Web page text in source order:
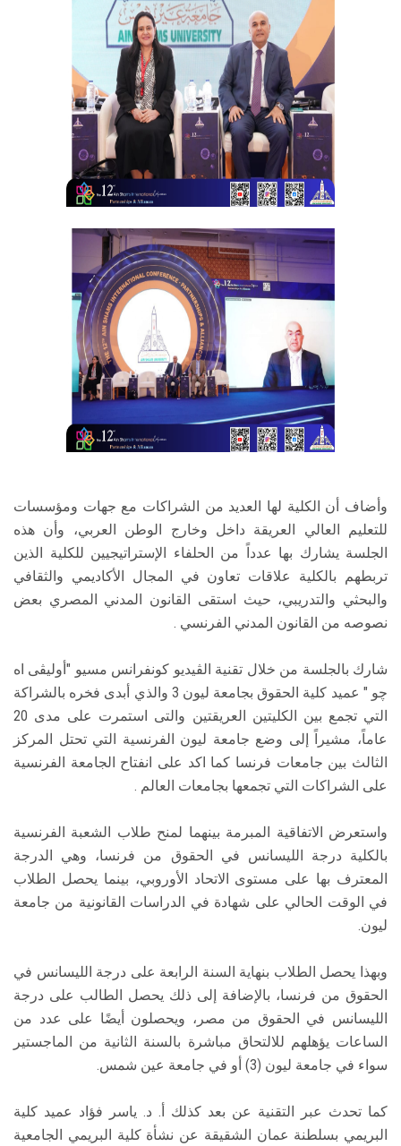
وأضاف أن الكلية لها العديد من الشراكات مع جهات ومؤسسات
للتعليم العالي العريقة داخل وخارج الوطن العربي، وأن هذه
الجلسة يشارك بها عدداً من الحلفاء الإستراتيجيين للكلية الذين
تربطهم بالكلية علاقات تعاون في المجال الأكاديمي والثقافي
والبحثي والتدريبي، حيث استقى القانون المدني المصري بعض
نصوصه من القانون المدني الفرنسي .
شارك بالجلسة من خلال تقنية الڤيديو كونفرانس مسيو "أوليڤى اه
چو " عميد كلية الحقوق بجامعة ليون 3 والذي أبدى فخره بالشراكة
التي تجمع بين الكليتين العريقتين والتى استمرت على مدى 20
عاماً، مشيراً إلى وضع جامعة ليون الفرنسية التي تحتل المركز
الثالث بين جامعات فرنسا كما اكد على انفتاح الجامعة الفرنسية
على الشراكات التي تجمعها بجامعات العالم .
واستعرض الاتفاقية المبرمة بينهما لمنح طلاب الشعبة الفرنسية
بالكلية درجة الليسانس في الحقوق من فرنسا، وهي الدرجة
المعترف بها على مستوى الاتحاد الأوروبي، بينما يحصل الطلاب
في الوقت الحالي على شهادة في الدراسات القانونية من جامعة
ليون.
وبهذا يحصل الطلاب بنهاية السنة الرابعة على درجة الليسانس في
الحقوق من فرنسا، بالإضافة إلى ذلك يحصل الطالب على درجة
الليسانس في الحقوق من مصر، ويحصلون أيضًا على عدد من
الساعات يؤهلهم للالتحاق مباشرة بالسنة الثانية من الماجستير
سواء في جامعة ليون (3) أو في جامعة عين شمس.
كما تحدث عبر التقنية عن بعد كذلك أ. د. ياسر فؤاد عميد كلية
البريمي بسلطنة عمان الشقيقة عن نشأة كلية البريمي الجامعية